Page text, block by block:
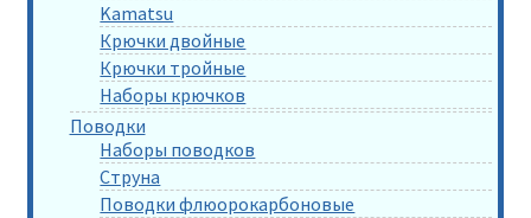
Kamatsu
Крючки двойные
Крючки тройные
Наборы крючков
Поводки
Наборы поводков
Струна
Поводки флюорокарбоновые